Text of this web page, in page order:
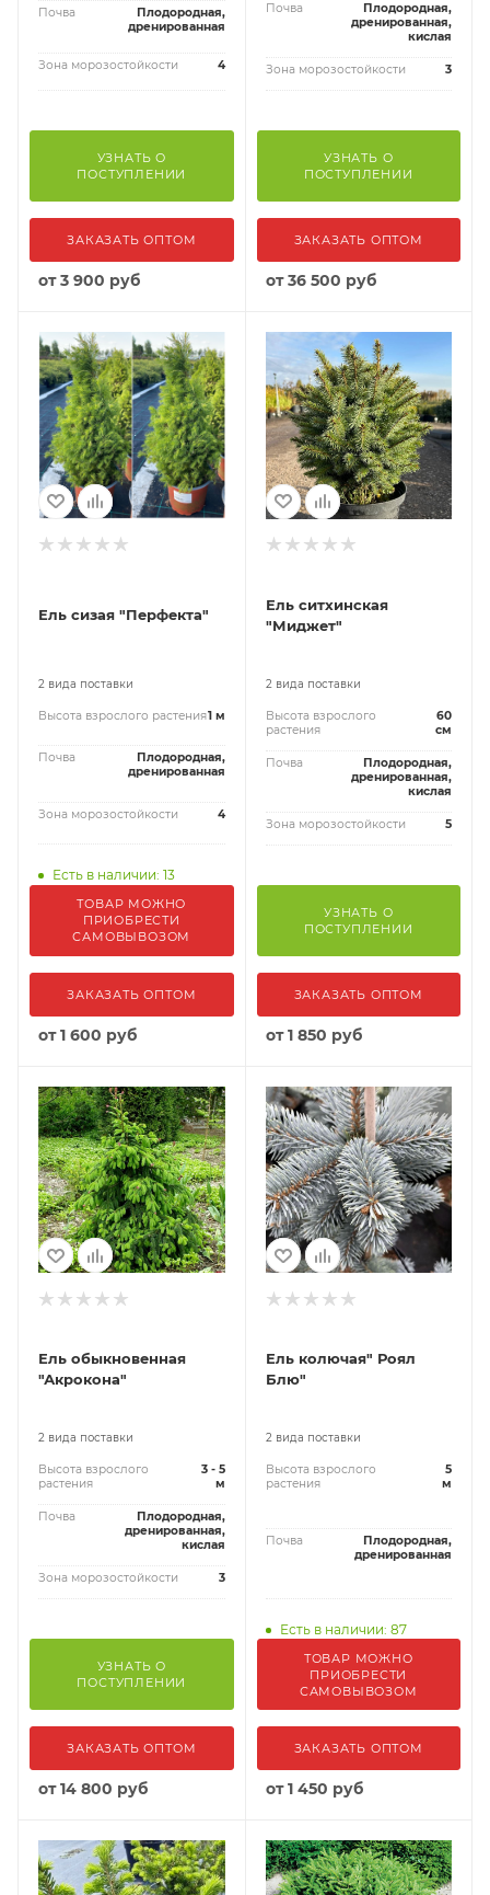
Почва
Плодородная,
дренированная
Зона морозостойкости 4
УЗНАТЬ О
ПОСТУПЛЕНИИ
ЗАКАЗАТЬ ОПТОМ
от3 900 руб
Почва
Плодородная,
дренированная,
кислая
Зона морозостойкости 3
УЗНАТЬ О
ПОСТУПЛЕНИИ
ЗАКАЗАТЬ ОПТОМ
от36 500 руб
Ель сизая "Перфекта"
2 вида поставки
Высота взрослого растения1 м
Почва
Плодородная,
дренированная
Зона морозостойкости 4
Есть в наличии: 13
ТОВАР МОЖНО
ПРИОБРЕСТИ
САМОВЫВОЗОМ
ЗАКАЗАТЬ ОПТОМ
от1 600 руб
Ель ситхинская
"Миджет"
2 вида поставки
Высота взрослого
растения
60
см
Почва
Плодородная,
дренированная,
кислая
Зона морозостойкости 5
УЗНАТЬ О
ПОСТУПЛЕНИИ
ЗАКАЗАТЬ ОПТОМ
от1 850 руб
Ель обыкновенная
"Акрокона"
2 вида поставки
Высота взрослого
растения
3 - 5
м
Почва
Плодородная,
дренированная,
кислая
Зона морозостойкости 3
УЗНАТЬ О
ПОСТУПЛЕНИИ
ЗАКАЗАТЬ ОПТОМ
от14 800 руб
Ель колючая" Роял
Блю"
2 вида поставки
Высота взрослого
растения
5
м
Почва
Плодородная,
дренированная
Есть в наличии: 87
ТОВАР МОЖНО
ПРИОБРЕСТИ
САМОВЫВОЗОМ
ЗАКАЗАТЬ ОПТОМ
от1 450 руб